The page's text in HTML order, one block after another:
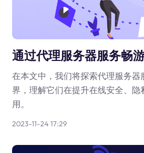
通过代理服务器服务畅
在本文中，我们将探索代理服务器
界，理解它们在提升在线安全、隐
用。
2023-11-24 17:29